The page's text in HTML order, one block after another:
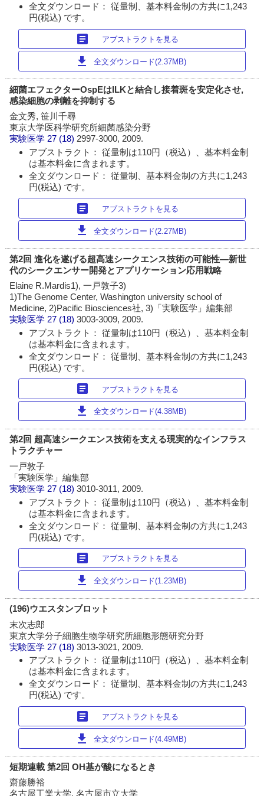
全文ダウンロード： 従量制、基本料金制の方共に1,243
円(税込) です。
article アブストラクトを見る
download 全文ダウンロード(2.37MB)
細菌エフェクターOspEはILKと結合し接着斑を安定化させ,
感染細胞の剥離を抑制する
金文秀, 笹川千尋
東京大学医科学研究所細菌感染分野
実験医学 27 (18)2997-3000, 2009.
アブストラクト： 従量制は110円（税込）、基本料金制
は基本料金に含まれます。
全文ダウンロード： 従量制、基本料金制の方共に1,243
円(税込) です。
article アブストラクトを見る
download 全文ダウンロード(2.27MB)
第2回 進化を遂げる超高速シークエンス技術の可能性―新世
代のシークエンサー開発とアプリケーション応用戦略
Elaine R.Mardis1), 一戸敦子3)
1)The Genome Center, Washington university school of
Medicine, 2)Pacific Biosciences社, 3)「実験医学」編集部
実験医学 27 (18)3003-3009, 2009.
アブストラクト： 従量制は110円（税込）、基本料金制
は基本料金に含まれます。
全文ダウンロード： 従量制、基本料金制の方共に1,243
円(税込) です。
article アブストラクトを見る
download 全文ダウンロード(4.38MB)
第2回 超高速シークエンス技術を支える現実的なインフラス
トラクチャー
一戸敦子
「実験医学」編集部
実験医学 27 (18)3010-3011, 2009.
アブストラクト： 従量制は110円（税込）、基本料金制
は基本料金に含まれます。
全文ダウンロード： 従量制、基本料金制の方共に1,243
円(税込) です。
article アブストラクトを見る
download 全文ダウンロード(1.23MB)
(196)ウエスタンブロット
末次志郎
東京大学分子細胞生物学研究所細胞形態研究分野
実験医学 27 (18)3013-3021, 2009.
アブストラクト： 従量制は110円（税込）、基本料金制
は基本料金に含まれます。
全文ダウンロード： 従量制、基本料金制の方共に1,243
円(税込) です。
article アブストラクトを見る
download 全文ダウンロード(4.49MB)
短期連載 第2回 OH基が酸になるとき
齋藤勝裕
名古屋工業大学, 名古屋市立大学